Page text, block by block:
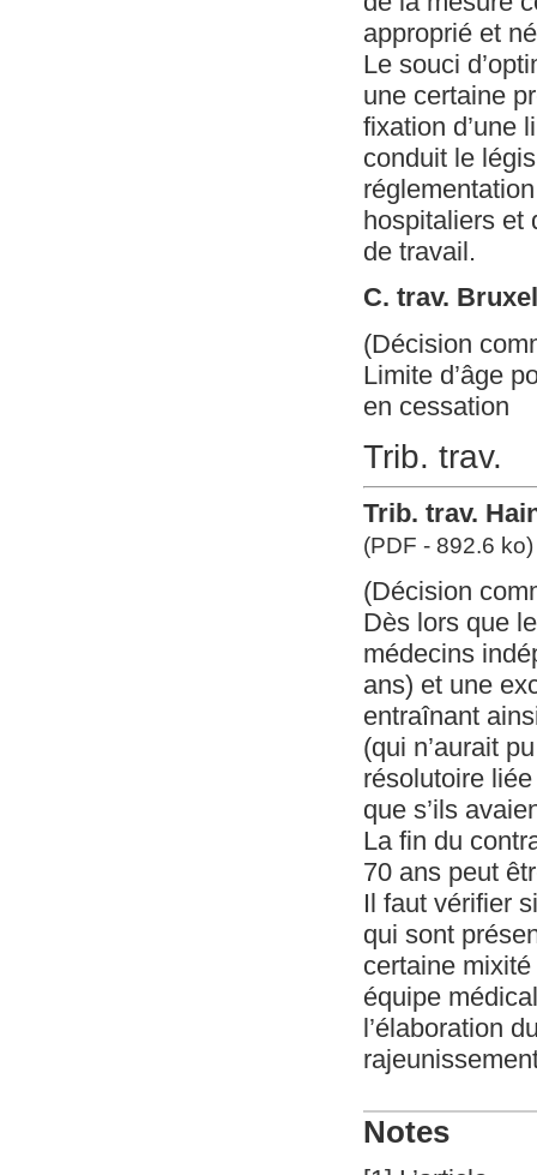
approprié et
Le souci
une certaine
fixation d’une
conduit le
hospitaliers et
de travail.
C. trav.
(Décision
Limite d’âge
en cessation
Trib. trav.
Trib. trav.
(PDF - 892.6 ko)
(Décision
Dès lors que
médecins
ans) et une
entraînant
(qui n’aurait
résolutoire
que s’ils
La fin du
70 ans peut
Il faut vérifier
qui sont
certaine
équipe
l’élaboration
Notes